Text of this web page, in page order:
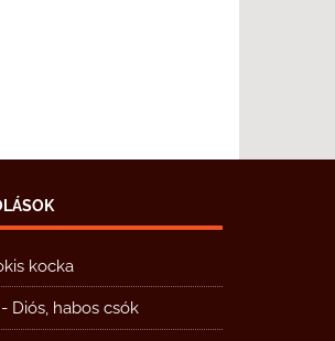
kocka
- Diós, habos csók